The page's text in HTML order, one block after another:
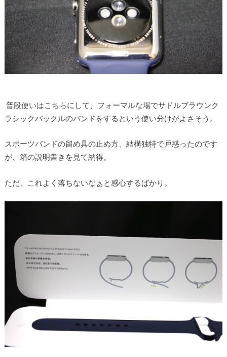
普段使いはこちらにして、フォーマルな場でサドルブラウンク
ラシックバックルのバンドをするという使い分けがよさそう。
スポーツバンドの留め具の止め方、結構独特で戸惑ったのです
が、箱の説明書きを見て納得。
ただ、これよく落ちないなぁと感心するばかり。